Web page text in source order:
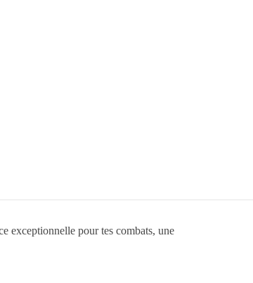
exceptionnelle pour tes combats, une